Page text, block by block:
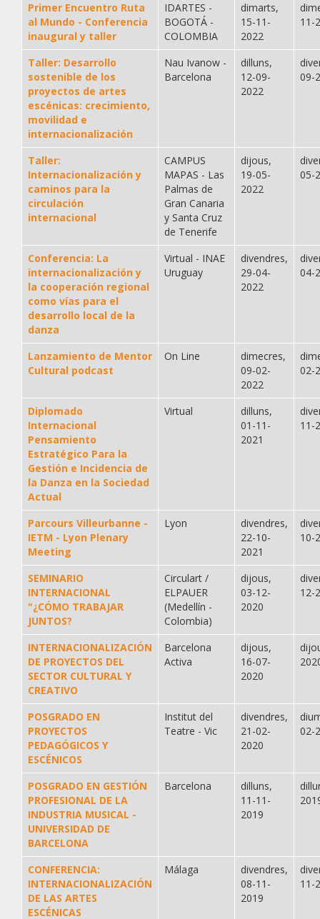
Primer Encuentro Ruta
al Mundo - Conferencia
inaugural y taller
IDARTES -
BOGOTÁ -
COLOMBIA
dimarts,
15-11-
2022
11-
Taller: Desarrollo
sostenible de los
proyectos de artes
escénicas: crecimiento,
movilidad e
internacionalización
Nau Ivanow -
Barcelona
dilluns,
12-09-
2022
09-
Taller:
Internacionalización y
caminos para la
circulación
internacional
CAMPUS
MAPAS - Las
Palmas de
Gran Canaria
y Santa Cruz
de Tenerife
dijous,
19-05-
2022
05-
Conferencia: La
internacionalización y
la cooperación regional
como vías para el
desarrollo local de la
danza
Virtual - INAE
Uruguay
divendres,
29-04-
2022
04-
Lanzamiento de Mentor
Cultural podcast
On Line
dimecres,
09-02-
2022
02-
Diplomado
Internacional
Pensamiento
Estratégico Para la
Gestión e Incidencia de
la Danza en la Sociedad
Actual
Virtual
dilluns,
01-11-
2021
11-
Parcours Villeurbanne -
IETM - Lyon Plenary
Meeting
Lyon
divendres,
22-10-
2021
10-
SEMINARIO
INTERNACIONAL
"¿CÓMO TRABAJAR
JUNTOS?
Circulart /
ELPAUER
(Medellín -
Colombia)
dijous,
03-12-
2020
12-
INTERNACIONALIZACIÓN
DE PROYECTOS DEL
SECTOR CULTURAL Y
CREATIVO
Barcelona
Activa
dijous,
16-07-
2020
POSGRADO EN
PROYECTOS
PEDAGÓGICOS Y
ESCÉNICOS
Institut del
Teatre - Vic
divendres,
21-02-
2020
02-
POSGRADO EN GESTIÓN
PROFESIONAL DE LA
INDUSTRIA MUSICAL -
UNIVERSIDAD DE
BARCELONA
Barcelona
dilluns,
11-11-
2019
CONFERENCIA:
INTERNACIONALIZACIÓN
DE LAS ARTES
ESCÉNICAS
Málaga
divendres,
08-11-
2019
11-